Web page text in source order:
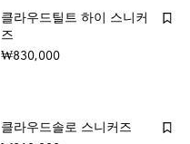
클라우드틸트 하이 스니커
즈
₩830,000
클라우드솔로 스니커즈